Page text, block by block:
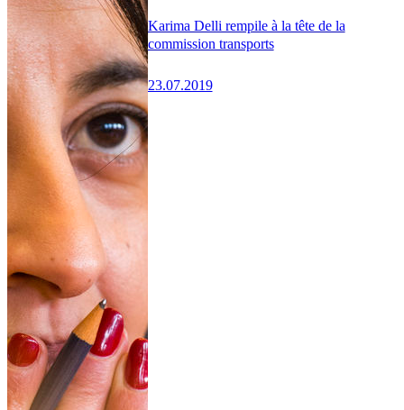
Karima Delli rempile à la tête de la
commission transports
23.07.2019